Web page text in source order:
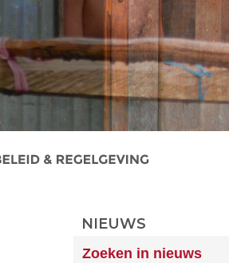
NIEUWS
Zoeken in nieuws